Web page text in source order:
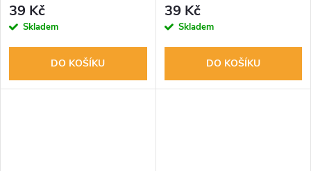
39 Kč
Skladem
DO KOŠÍKU
39 Kč
Skladem
DO KOŠÍKU